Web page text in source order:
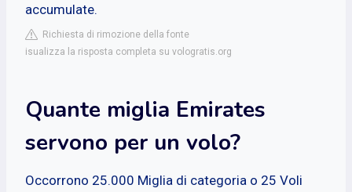
accumulate.
Richiesta di rimozione della fonte
isualizza la risposta completa su vologratis.org
Quante miglia Emirates
servono per un volo?
Occorrono 25.000 Miglia di categoria o 25 Voli